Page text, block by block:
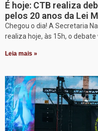
É hoje: CTB realiza
pelos 20 anos da Lei
Chegou o dia! A Secretaria
realiza hoje, às 15h, o
Leia mais »